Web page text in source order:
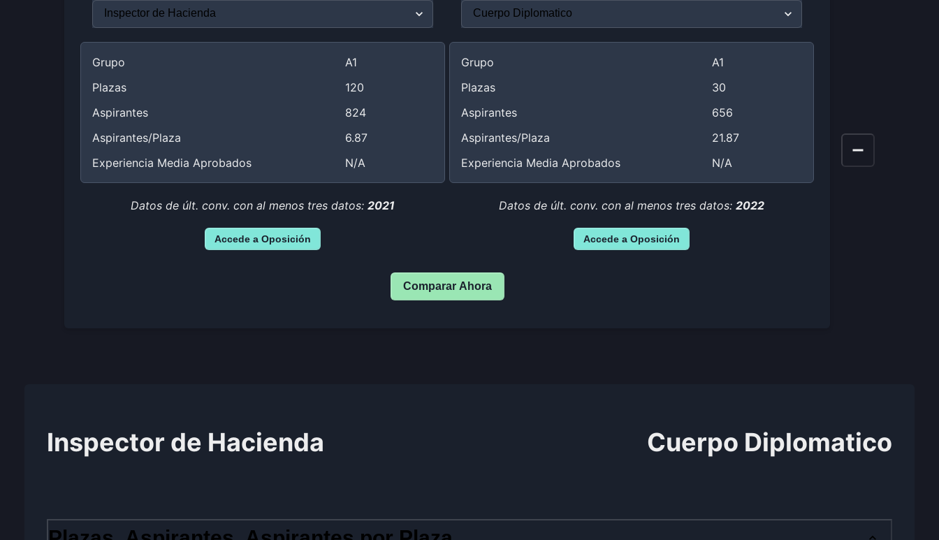
Grupo
A1
Plazas
120
Aspirantes
824
Aspirantes/Plaza
6.87
Experiencia Media Aprobados
N/A
Datos de últ. conv. con al menos tres datos: 2021
Accede a Oposición
Grupo
A1
Plazas
30
Aspirantes
656
Aspirantes/Plaza
21.87
Experiencia Media Aprobados
N/A
Datos de últ. conv. con al menos tres datos: 2022
Accede a Oposición
Comparar Ahora
Inspector de Hacienda Cuerpo Diplomatico